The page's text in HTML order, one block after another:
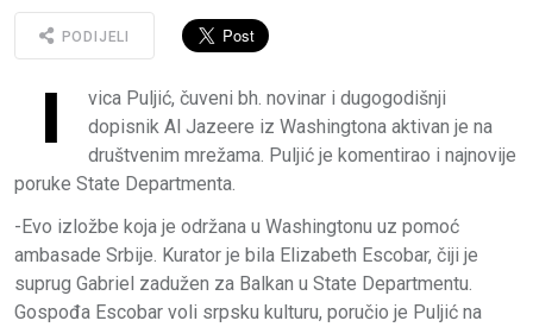
PODIJELI
I
vica Puljić, čuveni bh. novinar i dugogodišnji
dopisnik Al Jazeere iz Washingtona aktivan je na
društvenim mrežama. Puljić je komentirao i najnovije
poruke State Departmenta.
-Evo izložbe koja je održana u Washingtonu uz pomoć
ambasade Srbije. Kurator je bila Elizabeth Escobar, čiji je
suprug Gabriel zadužen za Balkan u State Departmentu.
Gospođa Escobar voli srpsku kulturu, poručio je Puljić na